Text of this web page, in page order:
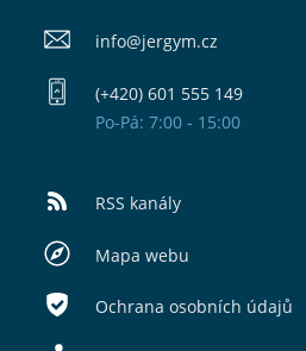
info@​jergym.cz
(+420) 601 555 149
Po-Pá: 7:00 - 15:00
RSS kanály
Mapa webu
Ochrana osobních údajů